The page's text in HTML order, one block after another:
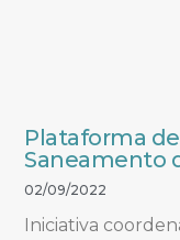
Plataforma
Saneamento
02/09/2022
Iniciativa